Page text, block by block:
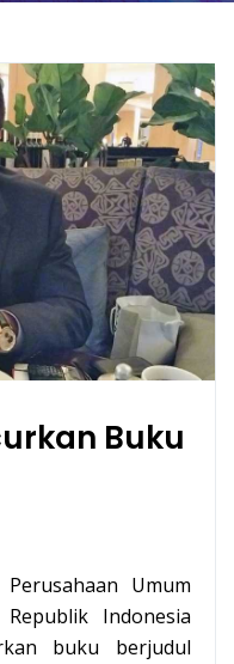
Buku
Umum
Indonesia
buku berjudul